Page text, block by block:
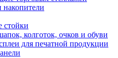
накопители
стойки
колготок, очков и обуви
для печатной продукции